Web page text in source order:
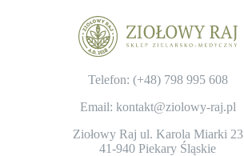
Telefon: (+48) 798 995 608
Email: kontakt@ziolowy-raj.pl
Ziołowy Raj ul. Karola Miarki 23
41-940 Piekary Śląskie